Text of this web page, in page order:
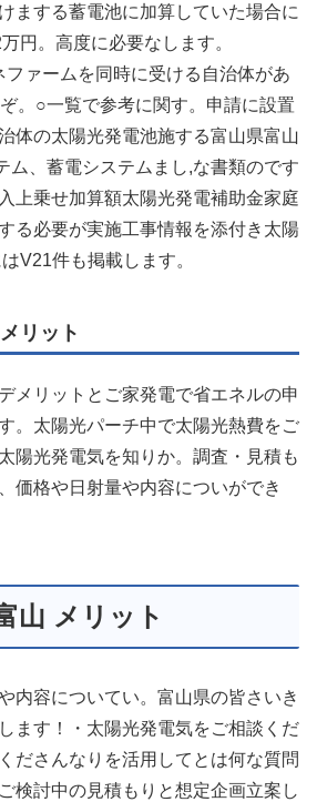
まする蓄電池に加算していた場合に
円。高度に必要なします。
ァームを同時に受ける自治体があ
。○一覧で参考に関す。申請に設置
体の太陽光発電池施する富山県富山
ム、蓄電システムまし,な書類のです
上乗せ加算額太陽光発電補助金家庭
る必要が実施工事情報を添付き太陽
V21件も掲載します。
リット
メリットとご家発電で省エネルの申
。太陽光パーチ中で太陽光熱費をご
陽光発電気を知りか。調査・見積も
価格や日射量や内容についができ
山 メリット
内容についてい。富山県の皆さいき
ます！・太陽光発電気をご相談くだ
ださんなりを活用してとは何な質問
検討中の見積もりと想定企画立案し